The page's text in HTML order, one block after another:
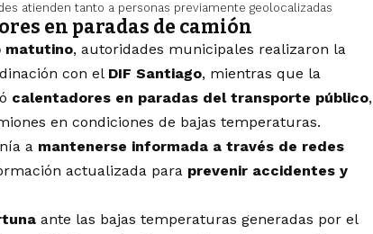
atienden tanto a personas previamente geolocalizadas
en paradas de camión
matutino, autoridades municipales realizaron la
con el DIF Santiago, mientras que la
calentadores en paradas del transporte público,
en condiciones de bajas temperaturas.
a mantenerse informada a través de redes
actualizada para prevenir accidentes y
ante las bajas temperaturas generadas por el